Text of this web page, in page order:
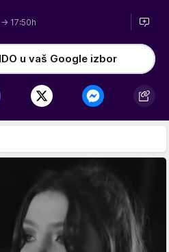
→ 17:50h
u vaš Google izbor